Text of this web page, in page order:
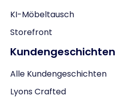
KI-Möbeltausch
Storefront
Kundengeschichten
Alle Kundengeschichten
Lyons Crafted